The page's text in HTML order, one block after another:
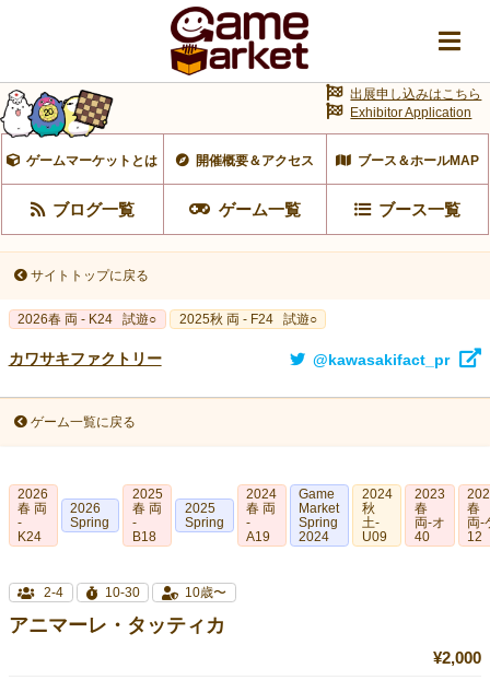
ゲームマーケットとは 開催概要＆アクセス ブース＆ホールMAP
ブログ一覧 ゲーム一覧 ブース一覧
出展申し込みはこちら
Exhibitor Application
サイトトップに戻る
2026春 両 - K24 試遊○ 2025秋 両 - F24 試遊○
カワサキファクトリー @kawasakifact_pr
ゲーム一覧に戻る
2026
春 両
-
K24
2026
Spring
2025
春 両
-
B18
2025
Spring
2024
春 両
-
A19
Game
Market
Spring
2024
2024
秋
土-
U09
2023
春
両‐オ
40
春
両-
12
2-4 10-30 10歳〜
アニマーレ・タッティカ
¥2,000